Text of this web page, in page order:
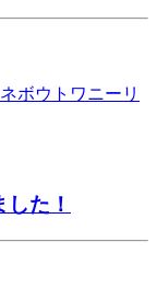
ボウ トワニー リ
た！